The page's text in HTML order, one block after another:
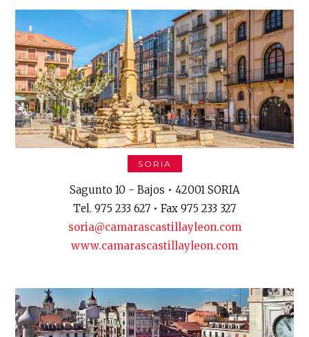
SORIA
Sagunto 10 - Bajos • 42001 SORIA
Tel. 975 233 627 • Fax 975 233 327
soria@camarascastillayleon.com
www.camarascastillayleon.com